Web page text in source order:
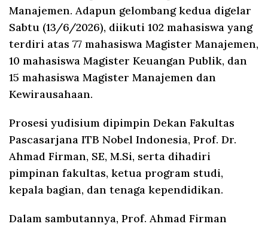
Manajemen. Adapun gelombang kedua digelar
Sabtu (13/6/2026), diikuti 102 mahasiswa yang
terdiri atas 77 mahasiswa Magister Manajemen,
10 mahasiswa Magister Keuangan Publik, dan
15 mahasiswa Magister Manajemen dan
Kewirausahaan.
Prosesi yudisium dipimpin Dekan Fakultas
Pascasarjana ITB Nobel Indonesia, Prof. Dr.
Ahmad Firman, SE, M.Si, serta dihadiri
pimpinan fakultas, ketua program studi,
kepala bagian, dan tenaga kependidikan.
Dalam sambutannya, Prof. Ahmad Firman